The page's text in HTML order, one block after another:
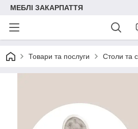
МЕБЛІ ЗАКАРПАТТЯ
Товари та послуги Столи та